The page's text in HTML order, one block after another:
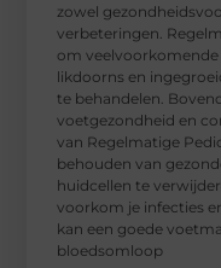
zowel
verbeteringen.
om veelvoorkomende
likdoorns en
te behandelen.
voetgezondheid en
van Regelmatige
behouden van
huidcellen te
voorkom je infecties
kan een goede
bloedsomloop